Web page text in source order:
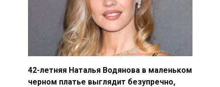
42-летняя Наталья Водянова в маленьком
черном платье выглядит безупречно,